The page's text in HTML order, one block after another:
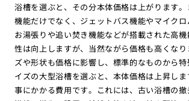
浴槽を選ぶと、その分本体価格は上がります
機能だけでなく、ジェットバス機能やマイク
お湯張りや追い焚き機能などが搭載された高
性は向上しますが、当然ながら価格も高くな
ズや形状も価格に影響し、標準的なものから
イズの大型浴槽を選ぶと、本体価格は上昇し
事にかかる費用です。これには、古い浴槽の